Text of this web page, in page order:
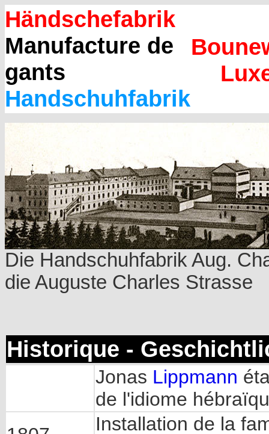
Händschefabrik
Manufacture de
gants
Handschuhfabrik
Die Handschuhfabrik Aug.
die Auguste Charles Strasse
Historique -
Jonas Lippmann
de l'idiome
Installation de la